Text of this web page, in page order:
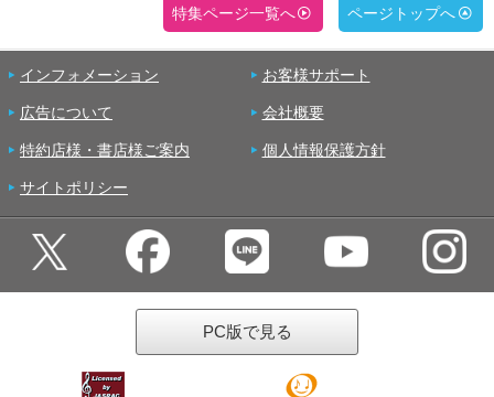
特集ページ一覧へ ページトップへ
インフォメーション お客様サポート
広告について 会社概要
特約店様・書店様ご案内 個人情報保護方針
サイトポリシー
PC版で見る